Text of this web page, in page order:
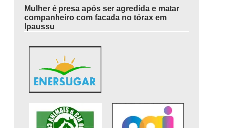
Mulher é presa após ser agredida e matar
companheiro com facada no tórax em
Ipaussu